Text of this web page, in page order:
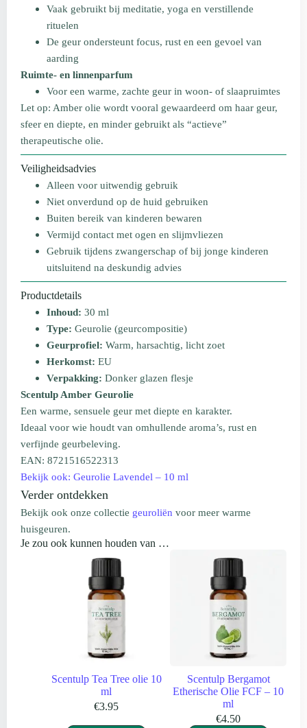
Vaak gebruikt bij meditatie, yoga en verstillende
rituelen
De geur ondersteunt focus, rust en een gevoel van
aarding
Ruimte- en linnenparfum
Voor een warme, zachte geur in woon- of slaapruimtes
Let op: Amber olie wordt vooral gewaardeerd om haar geur,
sfeer en diepte, en minder gebruikt als “actieve”
therapeutische olie.
Veiligheidsadvies
Alleen voor uitwendig gebruik
Niet onverdund op de huid gebruiken
Buiten bereik van kinderen bewaren
Vermijd contact met ogen en slijmvliezen
Gebruik tijdens zwangerschap of bij jonge kinderen
uitsluitend na deskundig advies
Productdetails
Inhoud: 30 ml
Type: Geurolie (geurcompositie)
Geurprofiel: Warm, harsachtig, licht zoet
Herkomst: EU
Verpakking: Donker glazen flesje
Scentulp Amber Geurolie
Een warme, sensuele geur met diepte en karakter.
Ideaal voor wie houdt van omhullende aroma’s, rust en
verfijnde geurbeleving.
EAN: 8721516522313
Bekijk ook: Geurolie Lavendel – 10 ml
Verder ontdekken
Bekijk ook onze collectie geuroliën voor meer warme
huisgeuren.
Je zou ook kunnen houden van …
Scentulp Tea Tree olie 10
ml
€3.95
Scentulp Bergamot
Etherische Olie FCF – 10
ml
€4.50